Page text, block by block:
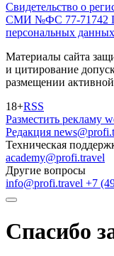
Свидетельство о
СМИ №ФС 77-71742
персональных данных
Материалы сайта
и цитирование
размещении
18+RSS
Разместить рекламу
Редакция
Техническая
academy@profi.travel
Другие вопросы
info@profi.travel +7
Спасибо